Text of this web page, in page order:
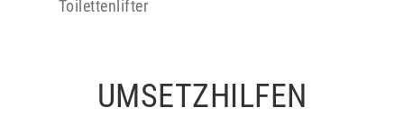
Toilettenlifter
UMSETZHILFEN